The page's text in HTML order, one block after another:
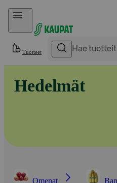
Hyppää sisältöön
Tuotteet
Hedelmät
Omenat